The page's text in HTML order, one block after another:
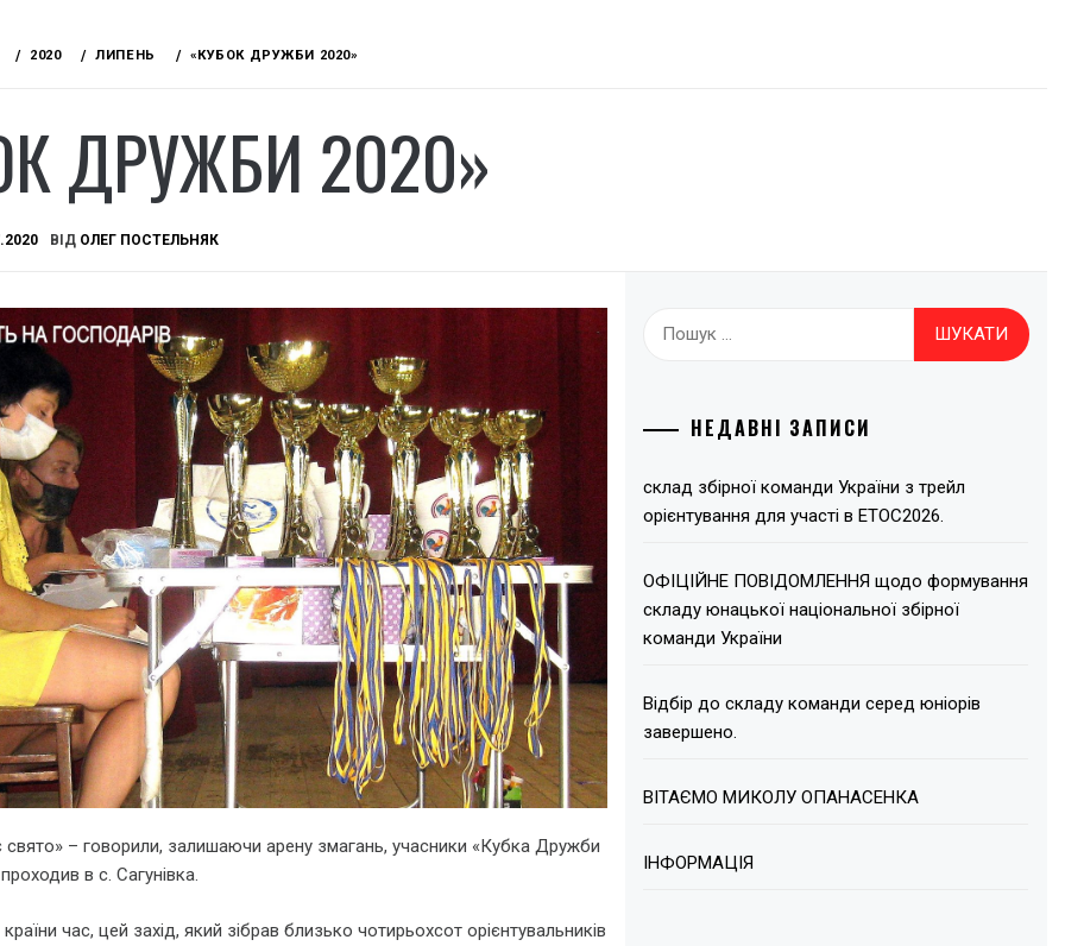
2020 ЛИПЕНЬ «КУБОК ДРУЖБИ 2020»
ДРУЖБИ 2020»
ВІД ОЛЕГ ПОСТЕЛЬНЯК
– говорили, залишаючи арену змагань, учасники «Кубка Дружби
в с. Сагунівка.
час, цей захід, який зібрав близько чотирьохсот орієнтувальників
НЕДАВНІ ЗАПИСИ
склад збірної команди України з трейл
орієнтування для участі в ЕТОС2026.
ОФІЦІЙНЕ ПОВІДОМЛЕННЯ щодо формування
складу юнацької національної збірної
команди України
Відбір до складу команди серед юніорів
завершено.
ВІТАЄМО МИКОЛУ ОПАНАСЕНКА
ІНФОРМАЦІЯ